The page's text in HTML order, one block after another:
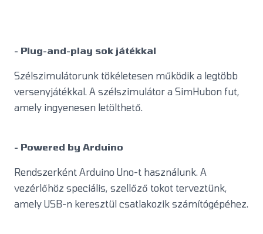
- Plug-and-play sok játékkal
Szélszimulátorunk tökéletesen működik a legtöbb
versenyjátékkal. A szélszimulátor a SimHubon fut,
amely ingyenesen letölthető.
- Powered by Arduino
Rendszerként Arduino Uno-t használunk. A
vezérlőhöz speciális, szellőző tokot terveztünk,
amely USB-n keresztül csatlakozik számítógépéhez.